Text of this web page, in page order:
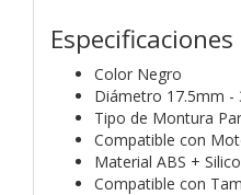
Especificaciones
Color Negro
Diámetro 17.5mm -
Tipo de Montura
Compatible con
Material ABS +
Compatible con